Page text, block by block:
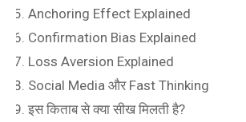
Anchoring Effect Explained
Confirmation Bias Explained
Loss Aversion Explained
Social Media और Fast Thinking
इस किताब से क्या सीख मिलती है?